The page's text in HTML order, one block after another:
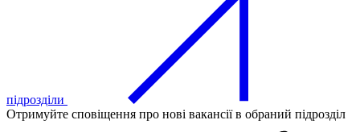
підрозділи
Отримуйте сповіщення про нові вакансії в обраний підрозділ